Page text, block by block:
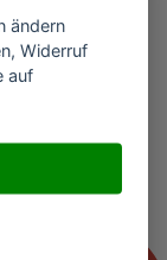
ändern
Widerruf
auf